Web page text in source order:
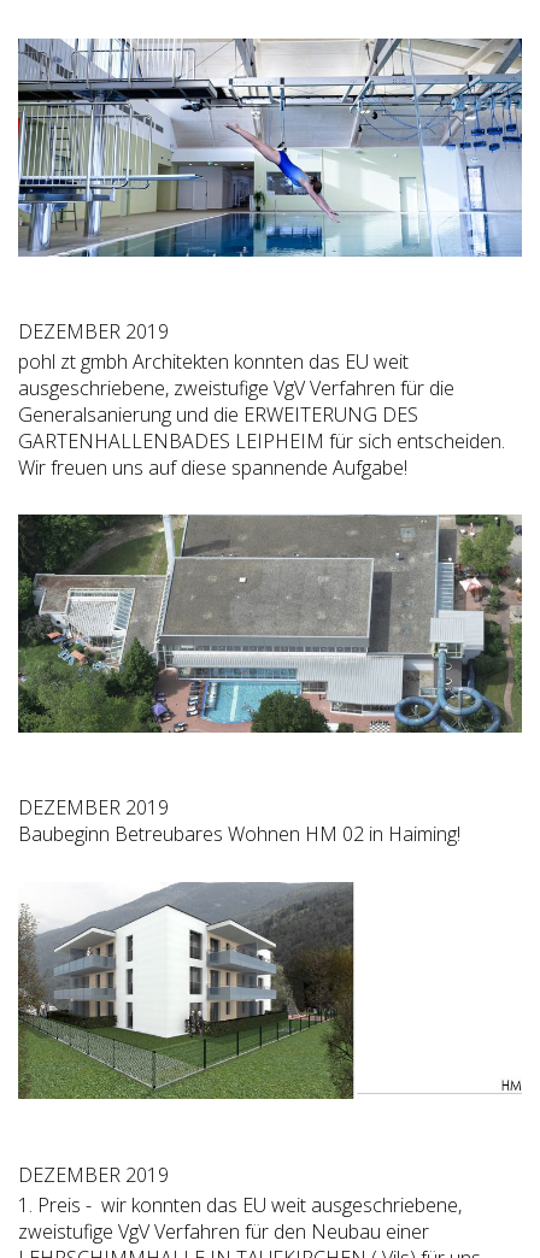
DEZEMBER 2019
pohl zt gmbh Architekten konnten das EU weit
ausgeschriebene, zweistufige VgV Verfahren für die
Generalsanierung und die ERWEITERUNG DES
GARTENHALLENBADES LEIPHEIM für sich entscheiden.
Wir freuen uns auf diese spannende Aufgabe!
DEZEMBER 2019
Baubeginn Betreubares Wohnen HM 02 in Haiming!
DEZEMBER 2019
1. Preis - wir konnten das EU weit ausgeschriebene,
zweistufige VgV Verfahren für den Neubau einer